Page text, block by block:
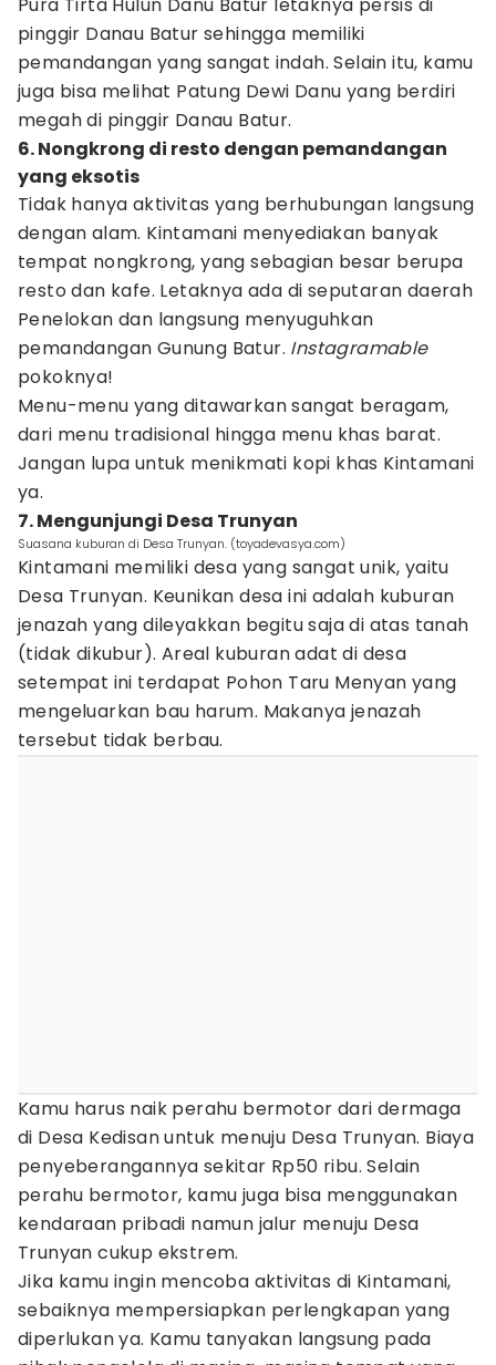
pinggir Danau Batur sehingga memiliki
pemandangan yang sangat indah. Selain itu, kamu
juga bisa melihat Patung Dewi Danu yang berdiri
megah di pinggir Danau Batur.
6. Nongkrong di resto dengan pemandangan
yang eksotis
Tidak hanya aktivitas yang berhubungan langsung
dengan alam. Kintamani menyediakan banyak
tempat nongkrong, yang sebagian besar berupa
resto dan kafe. Letaknya ada di seputaran daerah
Penelokan dan langsung menyuguhkan
pemandangan Gunung Batur. Instagramable
pokoknya!
Menu-menu yang ditawarkan sangat beragam,
dari menu tradisional hingga menu khas barat.
Jangan lupa untuk menikmati kopi khas Kintamani
ya.
7. Mengunjungi Desa Trunyan
Suasana kuburan di Desa Trunyan. (toyadevasya.com)
Kintamani memiliki desa yang sangat unik, yaitu
Desa Trunyan. Keunikan desa ini adalah kuburan
jenazah yang dileyakkan begitu saja di atas tanah
(tidak dikubur). Areal kuburan adat di desa
setempat ini terdapat Pohon Taru Menyan yang
mengeluarkan bau harum. Makanya jenazah
tersebut tidak berbau.
Kamu harus naik perahu bermotor dari dermaga
di Desa Kedisan untuk menuju Desa Trunyan. Biaya
penyeberangannya sekitar Rp50 ribu. Selain
perahu bermotor, kamu juga bisa menggunakan
kendaraan pribadi namun jalur menuju Desa
Trunyan cukup ekstrem.
Jika kamu ingin mencoba aktivitas di Kintamani,
sebaiknya mempersiapkan perlengkapan yang
diperlukan ya. Kamu tanyakan langsung pada